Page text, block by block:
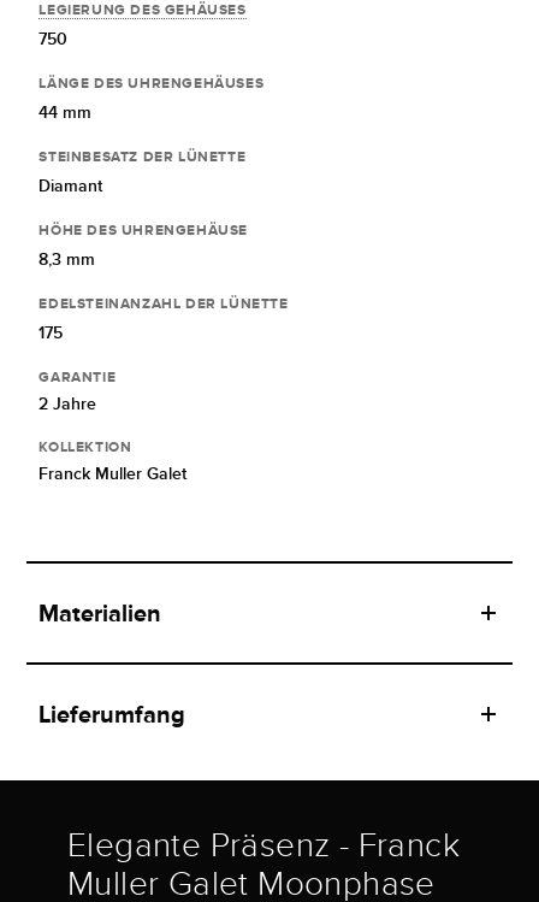
LEGIERUNG DES GEHÄUSES
750
LÄNGE DES UHRENGEHÄUSES
44 mm
STEINBESATZ DER LÜNETTE
Diamant
HÖHE DES UHRENGEHÄUSE
8,3 mm
EDELSTEINANZAHL DER LÜNETTE
175
GARANTIE
2 Jahre
KOLLEKTION
Franck Muller Galet
Materialien
Lieferumfang
Elegante Präsenz - Franck
Muller Galet Moonphase